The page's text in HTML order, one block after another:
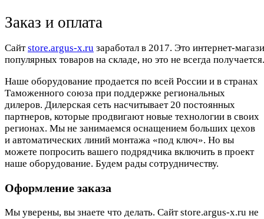
Заказ и оплата
Cайтstore.argus-x.ru заработал в 2017. Это интернет-
популярных товаров на складе, но это не всегда
Наше оборудование продается по всей России и в странах
Таможенного союза при поддержке региональных
дилеров. Дилерская сеть насчитывает 20 постоянных
партнеров, которые продвигают новые технологии в своих
регионах. Мы не занимаемся оснащением больших цехов
и автоматических линий монтажа «под ключ». Но вы
можете попросить вашего подрядчика включить в проект
наше оборудование. Будем рады сотрудничеству.
Оформление заказа
Мы уверены, вы знаете что делать. Сайт store.argus-x.ru не